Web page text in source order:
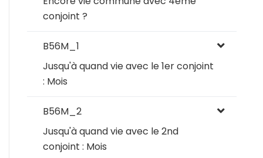
conjoint ?
B56M_1
Jusqu'à quand vie avec le 1er conjoint
: Mois
B56M_2
Jusqu'à quand vie avec le 2nd
conjoint : Mois